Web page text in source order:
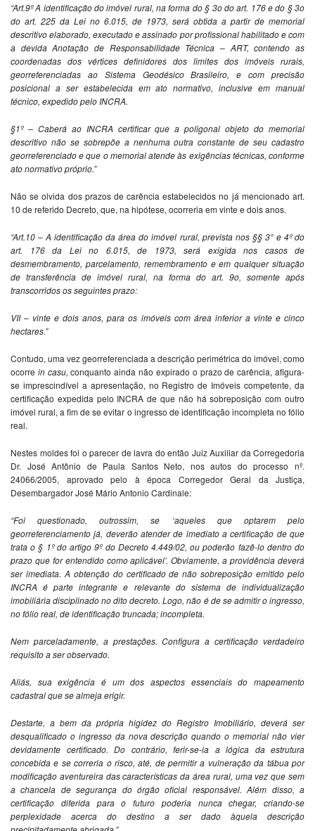
“Art.9º A identificação do imóvel rural, na forma do § 3o do art. 176 e do § 3o
do art. 225 da Lei no 6.015, de 1973, será obtida a partir de memorial
descritivo elaborado, executado e assinado por profissional habilitado e com
a devida Anotação de Responsabilidade Técnica – ART, contendo as
coordenadas dos vértices definidores dos limites dos imóveis rurais,
georreferenciadas ao Sistema Geodésico Brasileiro, e com precisão
posicional a ser estabelecida em ato normativo, inclusive em manual
técnico, expedido pelo INCRA.
§1º – Caberá ao INCRA certificar que a poligonal objeto do memorial
descritivo não se sobrepõe a nenhuma outra constante de seu cadastro
georreferenciado e que o memorial atende às exigências técnicas, conforme
ato normativo próprio.”
Não se olvida dos prazos de carência estabelecidos no já mencionado art.
10 de referido Decreto, que, na hipótese, ocorreria em vinte e dois anos.
“Art.10 – A identificação da área do imóvel rural, prevista nos §§ 3° e 4º do
art. 176 da Lei no 6.015, de 1973, será exigida nos casos de
desmembramento, parcelamento, remembramento e em qualquer situação
de transferência de imóvel rural, na forma do art. 9o, somente após
transcorridos os seguintes prazo:
VII – vinte e dois anos, para os imóveis com área inferior a vinte e cinco
hectares.”
Contudo, uma vez georreferenciada a descrição perimétrica do imóvel, como
ocorre in casu,conquanto ainda não expirado o prazo de carência, afigura-
se imprescindível a apresentação, no Registro de Imóveis competente, da
certificação expedida pelo INCRA de que não há sobreposição com outro
imóvel rural, a fim de se evitar o ingresso de identificação incompleta no fólio
real.
Nestes moldes foi o parecer de lavra do então Juiz Auxiliar da Corregedoria
Dr. José Antônio de Paula Santos Neto, nos autos do processo nº.
24066/2005, aprovado pelo à época Corregedor Geral da Justiça,
Desembargador José Mário Antonio Cardinale:
“Foi questionado, outrossim, se ‘aqueles que optarem pelo
georreferenciamento já, deverão atender de imediato a certificação de que
trata o § 1º do artigo 9º do Decreto 4.449/02, ou poderão fazê-lo dentro do
prazo que for entendido como aplicável’. Obviamente, a providência deverá
ser imediata. A obtenção do certificado de não sobreposição emitido pelo
INCRA é parte integrante e relevante do sistema de individualização
imobiliária disciplinado no dito decreto. Logo, não é de se admitir o ingresso,
no fólio real, de identificação truncada; incompleta.
Nem parceladamente, a prestações. Configura a certificação verdadeiro
requisito a ser observado.
Aliás, sua exigência é um dos aspectos essenciais do mapeamento
cadastral que se almeja erigir.
Destarte, a bem da própria higidez do Registro Imobiliário, deverá ser
desqualificado o ingresso da nova descrição quando o memorial não vier
devidamente certificado. Do contrário, ferir-se-ia a lógica da estrutura
concebida e se correria o risco, até, de permitir a vulneração da tábua por
modificação aventureira das características da área rural, uma vez que sem
a chancela de segurança do órgão oficial responsável. Além disso, a
certificação diferida para o futuro poderia nunca chegar, criando-se
perplexidade acerca do destino a ser dado àquela descrição